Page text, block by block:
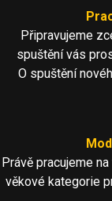
Připravujeme
spuštění vás
O spuštění
Právě pracujeme
věkové kategorie